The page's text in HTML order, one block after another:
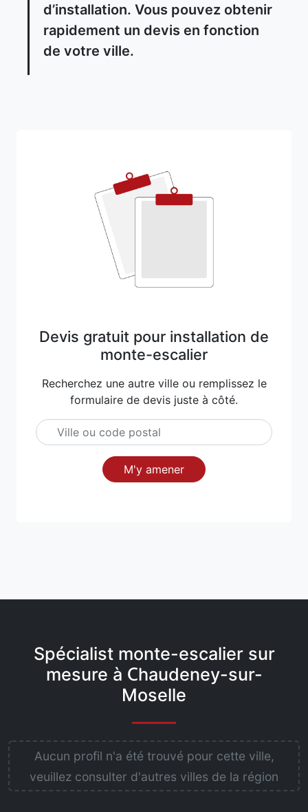
d’installation. Vous pouvez obtenir
rapidement un devis en fonction
de votre ville.
Devis gratuit pour installation de
monte-escalier
Recherchez une autre ville ou remplissez le
formulaire de devis juste à côté.
M'y amener
Spécialist monte-escalier sur
mesure à Chaudeney-sur-
Moselle
Aucun profil n'a été trouvé pour cette ville,
veuillez consulter d'autres villes de la région